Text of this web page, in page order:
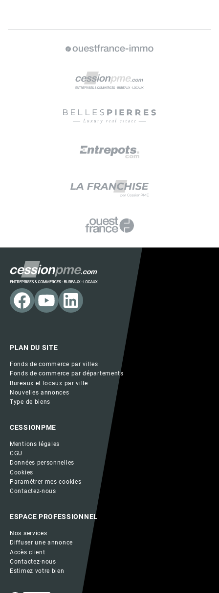
PLAN DU SITE
Fonds de commerce par villes
Fonds de commerce par départements
Bureaux et locaux par ville
Nouvelles annonces
Type de biens
CESSIONPME
Mentions légales
CGU
Données personnelles
Cookies
Paramétrer mes cookies
Contactez-nous
ESPACE PROFESSIONNEL
Nos services
Diffuser une annonce
Accès client
Contactez-nous
Estimez votre bien